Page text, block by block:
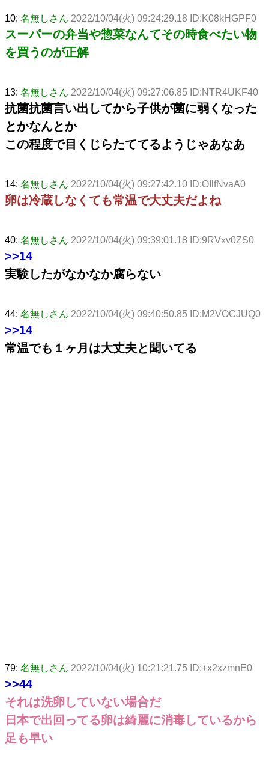
10: 名無しさん 2022/10/04(火) 09:24:29.18 ID:K08kHGPF0
スーパーの弁当や惣菜なんてその時食べたい物
を買うのが正解
13: 名無しさん 2022/10/04(火) 09:27:06.85 ID:NTR4UKF40
抗菌抗菌言い出してから子供が菌に弱くなった
とかなんとか
この程度で目くじらたててるようじゃあなあ
14: 名無しさん 2022/10/04(火) 09:27:42.10 ID:OIlfNvaA0
卵は冷蔵しなくても常温で大丈夫だよね
40: 名無しさん 2022/10/04(火) 09:39:01.18 ID:9RVxv0ZS0
>>14
実験したがなかなか腐らない
44: 名無しさん 2022/10/04(火) 09:40:50.85 ID:M2VOCJUQ0
>>14
常温でも１ヶ月は大丈夫と聞いてる
79: 名無しさん 2022/10/04(火) 10:21:21.75 ID:+x2xzmnE0
>>44
それは洗卵していない場合だ
日本で出回ってる卵は綺麗に消毒しているから
足も早い